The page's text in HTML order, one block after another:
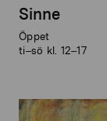
Sinne
Öppet
ti–sö kl. 12–17